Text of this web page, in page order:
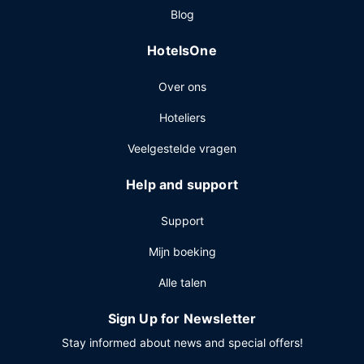
Blog
HotelsOne
Over ons
Hoteliers
Veelgestelde vragen
Help and support
Support
Mijn boeking
Alle talen
Sign Up for Newsletter
Stay informed about news and special offers!